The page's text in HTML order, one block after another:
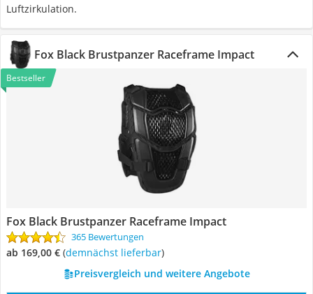
Luftzirkulation.
Fox Black Brustpanzer Raceframe Impact
Bestseller
Fox Black Brustpanzer Raceframe Impact
365 Bewertungen
ab 169,00 € ( Demnächst lieferbar)
Preisvergleich und weitere Angebote